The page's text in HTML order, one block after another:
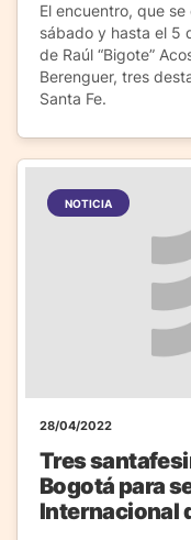
El encuentro, que
sábado y hasta el 5
de Raúl “Bigote”
Berenguer, tres
Santa Fe.
NOTICIA
28/04/2022
Tres
Bogotá para
Internacional